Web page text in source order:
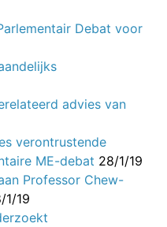
Debat voor
advies van
verontrustende
ME-debat 28/1/19
Professor Chew-
1/19